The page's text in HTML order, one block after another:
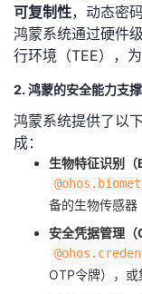
注
开
发
学
我
的
Programs
我
的
持
的
我
可复制性​，动态密
鸿蒙系统通过硬件
行环境（TEE），
2. 鸿蒙的安全能力支撑
鸿蒙系统提供了以
成：
生物特征识别
备的生物传感器
安全凭据管理
OTP令牌），或